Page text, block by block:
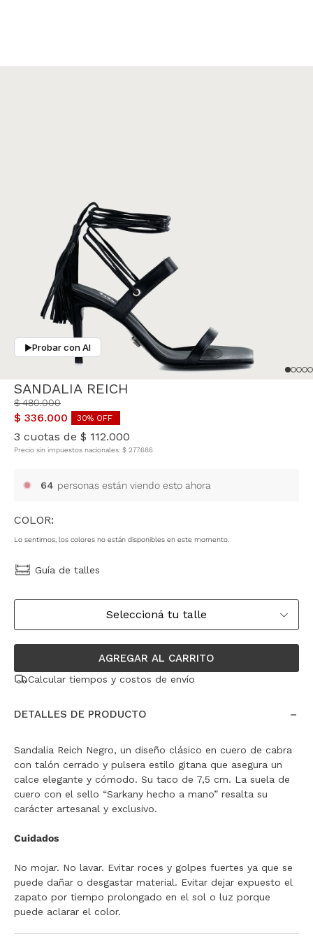
▶Probar con AI
SANDALIA REICH
$ 480.000
$ 336.000 30% OFF
3 cuotas de $ 112.000
Precio sin impuestos nacionales: $ 277.686
64 personas están viendo esto ahora
COLOR:
Lo sentimos, los colores no están disponibles en este momento.
Guía de talles
Seleccioná tu talle
AGREGAR AL CARRITO
Calcular tiempos y costos de envío
DETALLES DE PRODUCTO
Sandalia Reich Negro, un diseño clásico en cuero de cabra
con talón cerrado y pulsera estilo gitana que asegura un
calce elegante y cómodo. Su taco de 7,5 cm. La suela de
cuero con el sello “Sarkany hecho a mano” resalta su
carácter artesanal y exclusivo.
Cuidados
No mojar. No lavar. Evitar roces y golpes fuertes ya que se
puede dañar o desgastar material. Evitar dejar expuesto el
zapato por tiempo prolongado en el sol o luz porque
puede aclarar el color.